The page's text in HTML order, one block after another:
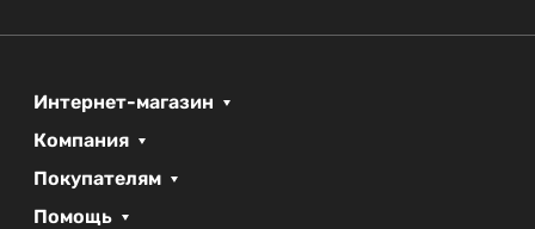
Интернет-магазин
Компания
Покупателям
Помощь